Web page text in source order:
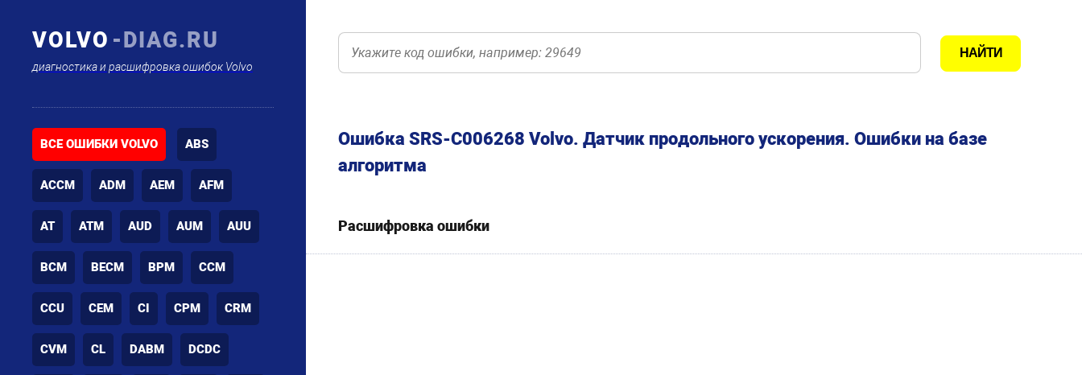
VOLVO -DIAG.RU
диагностика и расшифровка ошибок Volvo
ВСЕ ОШИБКИ VOLVO ABS
ACCM ADM AEM AFM
AT ATM AUD AUM AUU
BCM BECM BPM CCM
CCU CEM CI CPM CRM
CVM CL DABM DCDC
Ошибка SRS-C006268 Volvo. Датчик продольного ускорения. Ошибки на базе
алгоритма
Расшифровка ошибки